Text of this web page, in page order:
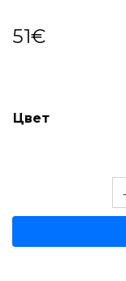
51€
Цвет
—
H